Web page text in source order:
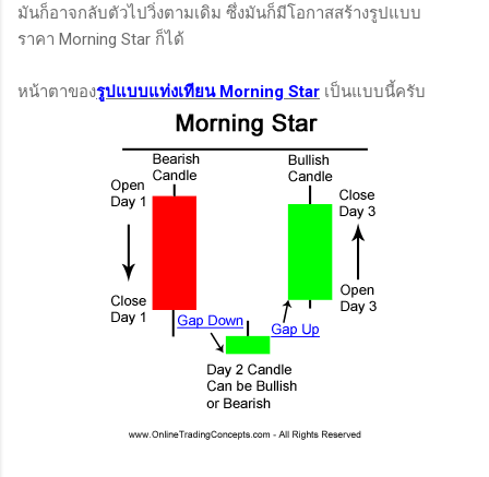
มันก็อาจกลับตัวไปวิ่งตามเดิม ซึ่งมันก็มีโอกาสสร้างรูปแบบ
ราคา Morning Star ก็ได้
หน้าตาของรูปแบบแท่งเทียน Morning Star เป็นแบบนี้ครับ